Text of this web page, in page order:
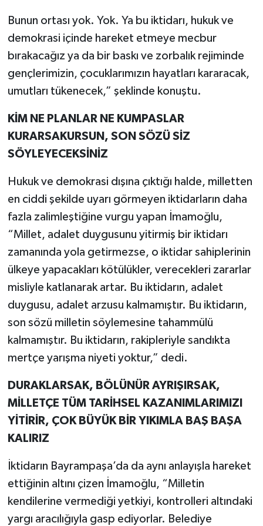
Bunun ortası yok. Yok. Ya bu iktidarı, hukuk ve
demokrasi içinde hareket etmeye mecbur
bırakacağız ya da bir baskı ve zorbalık rejiminde
gençlerimizin, çocuklarımızın hayatları kararacak,
umutları tükenecek,” şeklinde konuştu.
KİM NE PLANLAR NE KUMPASLAR
KURARSAKURSUN, SON SÖZÜ SİZ
SÖYLEYECEKSİNİZ
Hukuk ve demokrasi dışına çıktığı halde, milletten
en ciddi şekilde uyarı görmeyen iktidarların daha
fazla zalimleştiğine vurgu yapan İmamoğlu,
“Millet, adalet duygusunu yitirmiş bir iktidarı
zamanında yola getirmezse, o iktidar sahiplerinin
ülkeye yapacakları kötülükler, verecekleri zararlar
misliyle katlanarak artar. Bu iktidarın, adalet
duygusu, adalet arzusu kalmamıştır. Bu iktidarın,
son sözü milletin söylemesine tahammülü
kalmamıştır. Bu iktidarın, rakipleriyle sandıkta
mertçe yarışma niyeti yoktur,” dedi.
DURAKLARSAK, BÖLÜNÜR AYRIŞIRSAK,
MİLLETÇE TÜM TARİHSEL KAZANIMLARIMIZI
YİTİRİR, ÇOK BÜYÜK BİR YIKIMLA BAŞ BAŞA
KALIRIZ
İktidarın Bayrampaşa’da da aynı anlayışla hareket
ettiğinin altını çizen İmamoğlu, “Milletin
kendilerine vermediği yetkiyi, kontrolleri altındaki
yargı aracılığıyla gasp ediyorlar. Belediye